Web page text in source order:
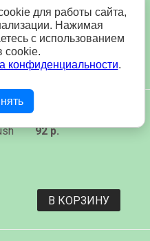
В КОРЗИНУ
92 р.
В КОРЗИНУ
для работы сайта,
Нажимая
с использованием
cookie.
конфиденциальности.